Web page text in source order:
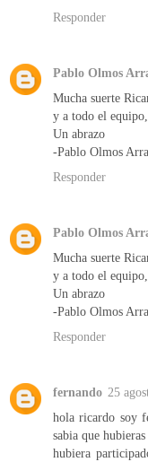
Responder
Pablo Olmos
Mucha suerte
y a todo el
Un abrazo
-Pablo Olmos
Responder
Pablo Olmos
Mucha suerte
y a todo el
Un abrazo
-Pablo Olmos
Responder
fernando 25
hola ricardo soy
sabia que
hubiera